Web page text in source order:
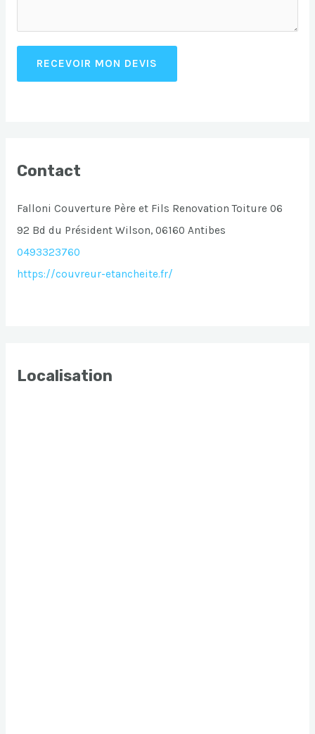
RECEVOIR MON DEVIS
Contact
Falloni Couverture Père et Fils Renovation Toiture 06
92 Bd du Président Wilson, 06160 Antibes
0493323760
https://couvreur-etancheite.fr/
Localisation